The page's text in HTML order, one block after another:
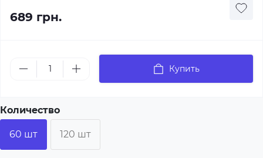
689 грн.
Купить
Количество
60 шт 120 шт